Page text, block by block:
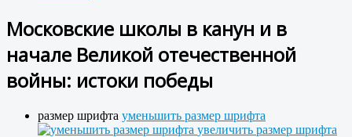
Московские школы в канун и в
начале Великой отечественной
войны: истоки победы
размер шрифта уменьшить размер шрифта
увеличить размер шрифта